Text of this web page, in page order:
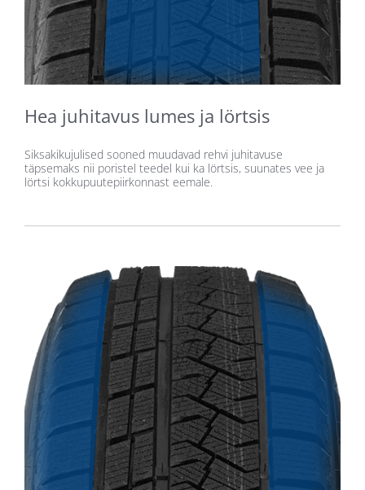
Hea juhitavus lumes ja lörtsis
Siksakikujulised sooned muudavad rehvi juhitavuse
täpsemaks nii poristel teedel kui ka lörtsis, suunates vee ja
lörtsi kokkupuutepiirkonnast eemale.